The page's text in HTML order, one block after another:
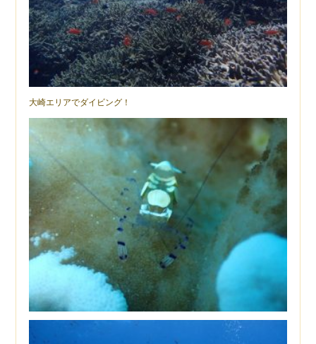
大崎エリアでダイビング！